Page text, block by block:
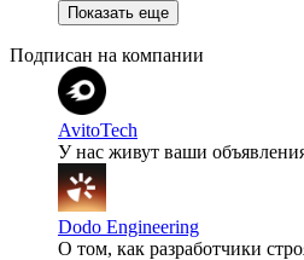
Показать еще
Подписан на компании
AvitoTech
У нас живут ваши
Dodo Engineering
О том, как разработчики